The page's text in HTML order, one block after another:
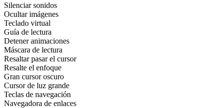
Silenciar sonidos
Ocultar imágenes
Teclado virtual
Guía de lectura
Detener animaciones
Máscara de lectura
Resaltar pasar el cursor
Resalte el enfoque
Gran cursor oscuro
Cursor de luz grande
Teclas de navegación
Navegadora de enlaces